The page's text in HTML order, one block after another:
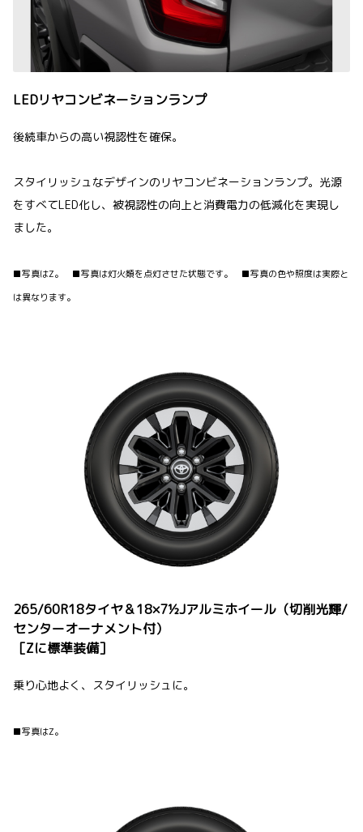
LEDリヤコンビネーションランプ
後続車からの高い視認性を確保。
スタイリッシュなデザインのリヤコンビネーションランプ。光源
をすべてLED化し、被視認性の向上と消費電力の低減化を実現し
ました。
■写真はZ。 ■写真は灯火類を点灯させた状態です。 ■写真の色や照度は実際と
は異なります。
265/60R18タイヤ＆18×7½Jアルミホイール（切削光輝/
センターオーナメント付）
［Zに標準装備］
乗り心地よく、スタイリッシュに。
■写真はZ。